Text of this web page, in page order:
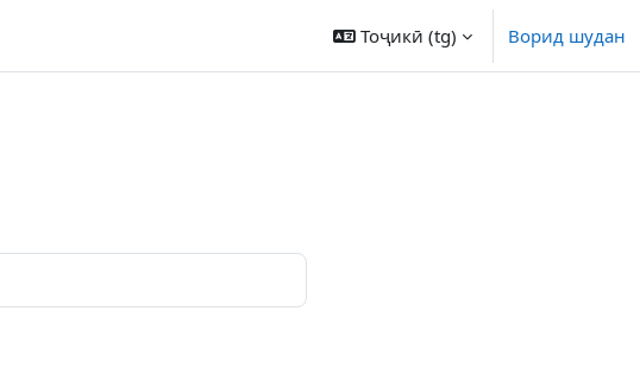
Тоҷикӣ ‎(tg)‎ Ворид шудан